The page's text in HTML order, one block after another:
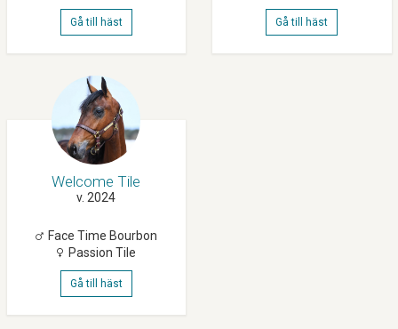
Gå till häst Gå till häst
Welcome Tile
v. 2024
Face Time Bourbon
Passion Tile
Gå till häst